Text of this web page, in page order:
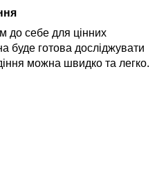
до себе для цінних
буде готова досліджувати
можна швидко та легко.